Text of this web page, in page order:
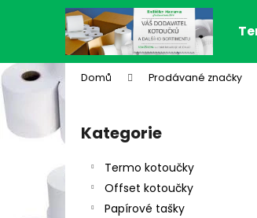
Domů Prodávané značky
s
t
Přeskočit
kategorie
Kategorie
Termo kotoučky
Offset kotoučky
Papírové tašky
í
k
Zpět
do
obchodu
Zpět
do
obchodu